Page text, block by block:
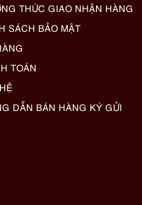
THỨC GIAO NHẬN HÀNG
SÁCH BẢO MẬT
TOÁN
DẪN BÁN HÀNG KÝ GỬI